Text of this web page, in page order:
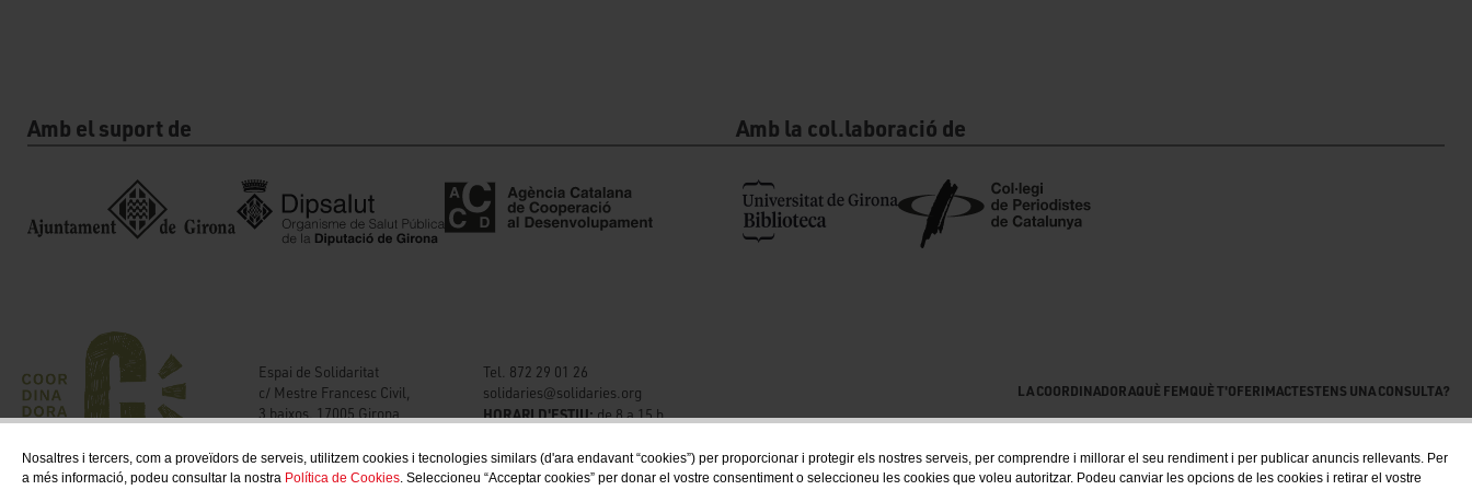
Nosaltres i tercers, com a proveïdors de serveis, utilitzem cookies i tecnologies similars (d'ara endavant “cookies”) per proporcionar i protegir els nostres serveis, per comprendre i millorar el seu rendiment i per publicar anuncis rellevants. Per
a més informació, podeu consultar la nostra Política de Cookies. Seleccioneu “Acceptar cookies” per donar el vostre consentiment o seleccioneu les cookies que voleu autoritzar. Podeu canviar les opcions de les cookies i retirar el vostre
Amb el suport de Amb la col.laboració de
Espai de Solidaritat
c/ Mestre Francesc Civil,
3 baixos, 17005 Girona
Tel. 872 29 01 26
solidaries@solidaries.org
HORARI D'ESTIU:de 8 a 15 h
LA COORDINADORAQUÈ FEMQUÈ T'OFERIMACTESTENS UNA CONSULTA?